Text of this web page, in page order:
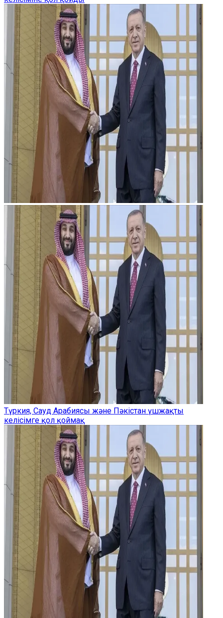
Түркия, Сауд Арабиясы және Пәкістан үшжақты
келісімге қол қоймақ